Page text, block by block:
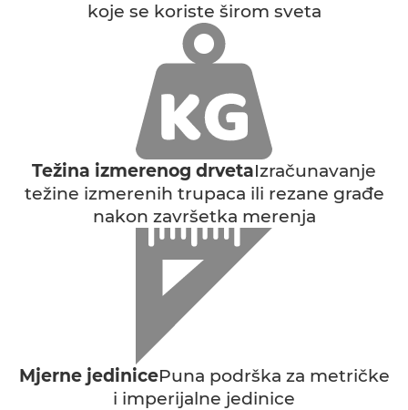
koje se koriste širom sveta
Težina izmerenog drvetaIzračunavanje
težine izmerenih trupaca ili rezane građe
nakon završetka merenja
Mjerne jedinicePuna podrška za metričke
i imperijalne jedinice